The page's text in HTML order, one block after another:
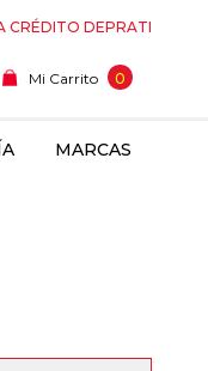
CRÉDITO DEPRATI
Mi Carrito 0
MARCAS